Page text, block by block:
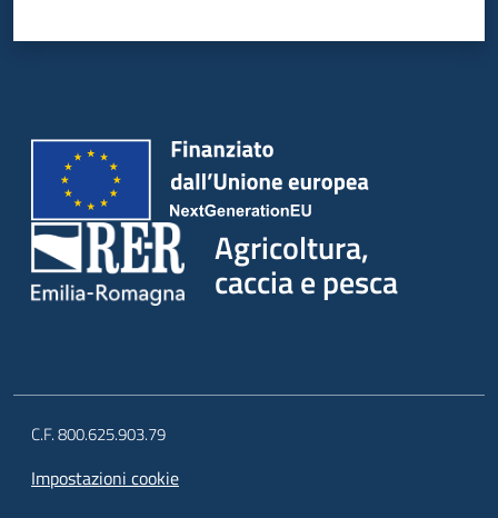
Agricoltura,
caccia e pesca
C.F. 800.625.903.79
Impostazioni cookie